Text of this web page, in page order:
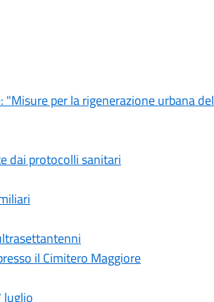
per la rigenerazione urbana del
dai protocolli sanitari
il Cimitero Maggiore
luglio